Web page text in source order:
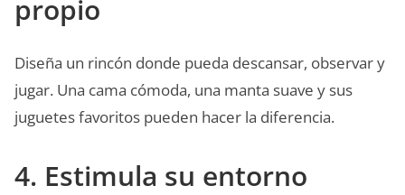
propio
Diseña un rincón donde pueda descansar, observar y
jugar. Una cama cómoda, una manta suave y sus
juguetes favoritos pueden hacer la diferencia.
4. Estimula su entorno